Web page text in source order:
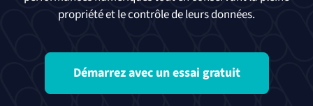
propriété et le contrôle de leurs données.
Démarrez avec un essai gratuit